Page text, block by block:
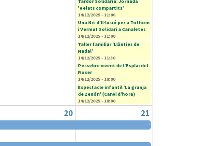
'Relats compartits'
14/12/2025 - 11:00
Una Nit d'Il·lusió per a Tothom
i Vermut Solidari a Canaletes
14/12/2025 - 11:00
Taller familiar 'Llànties de
Nadal'
14/12/2025 - 11:30
Pessebre vivent de l'Esplai del
Roser
14/12/2025 - 18:00
Espectacle infantil 'La granja
de Zenón' (Canvi d'hora)
14/12/2025 - 18:00
20 21
»